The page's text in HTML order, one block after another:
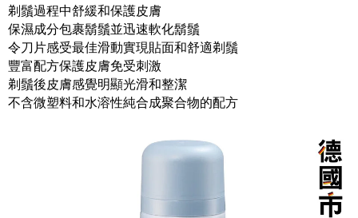
剃鬚過程中舒緩​​和保護皮膚
保濕成分包裹鬍鬚並迅速軟化鬍鬚
令刀片感受最佳滑動實現貼面和舒適剃鬚
豐富配方保護皮膚免受刺激
剃鬚後皮膚感覺明顯光滑和整潔
不含微塑料和水溶性純合成聚合物的配方